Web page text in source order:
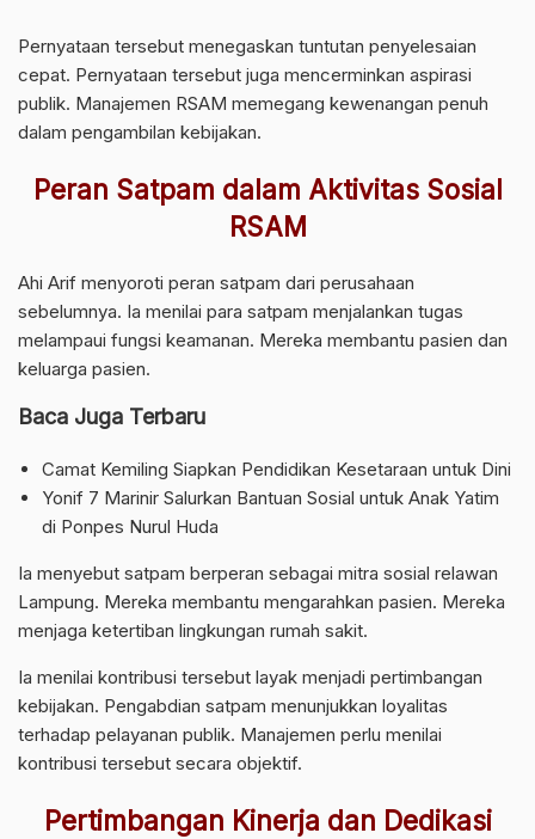
Pernyataan tersebut menegaskan tuntutan penyelesaian
cepat. Pernyataan tersebut juga mencerminkan aspirasi
publik. Manajemen RSAM memegang kewenangan penuh
dalam pengambilan kebijakan.
Peran Satpam dalam Aktivitas Sosial
RSAM
Ahi Arif menyoroti peran satpam dari perusahaan
sebelumnya. Ia menilai para satpam menjalankan tugas
melampaui fungsi keamanan. Mereka membantu pasien dan
keluarga pasien.
Baca Juga Terbaru
Camat Kemiling Siapkan Pendidikan Kesetaraan untuk Dini
Yonif 7 Marinir Salurkan Bantuan Sosial untuk Anak Yatim
di Ponpes Nurul Huda
Ia menyebut satpam berperan sebagai mitra sosial relawan
Lampung. Mereka membantu mengarahkan pasien. Mereka
menjaga ketertiban lingkungan rumah sakit.
Ia menilai kontribusi tersebut layak menjadi pertimbangan
kebijakan. Pengabdian satpam menunjukkan loyalitas
terhadap pelayanan publik. Manajemen perlu menilai
kontribusi tersebut secara objektif.
Pertimbangan Kinerja dan Dedikasi